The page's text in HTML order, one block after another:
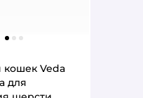
кошек Veda
для